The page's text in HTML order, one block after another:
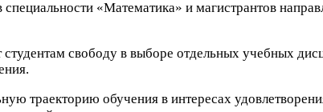
специальности «Математика» и магистрантов
свободу в выборе отдельных учебных
траекторию обучения в интересах